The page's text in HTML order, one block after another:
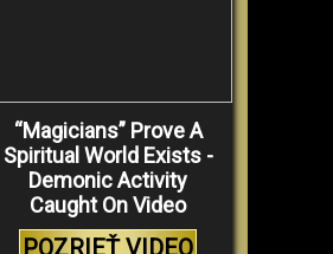
“Magicians” Prove A
Spiritual World Exists -
Demonic Activity
Caught On Video
POZRIEŤ VIDEO